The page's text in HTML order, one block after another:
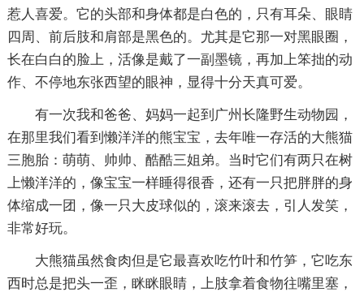
惹人喜爱。它的头部和身体都是白色的，只有耳朵、眼睛
四周、前后肢和肩部是黑色的。尤其是它那一对黑眼圈，
长在白白的脸上，活像是戴了一副墨镜，再加上笨拙的动
作、不停地东张西望的眼神，显得十分天真可爱。
有一次我和爸爸、妈妈一起到广州长隆野生动物园，
在那里我们看到懒洋洋的熊宝宝，去年唯一存活的大熊猫
三胞胎：萌萌、帅帅、酷酷三姐弟。当时它们有两只在树
上懒洋洋的，像宝宝一样睡得很香，还有一只把胖胖的身
体缩成一团，像一只大皮球似的，滚来滚去，引人发笑，
非常好玩。
大熊猫虽然食肉但是它最喜欢吃竹叶和竹笋，它吃东
西时总是把头一歪，眯眯眼睛，上肢拿着食物往嘴里塞，